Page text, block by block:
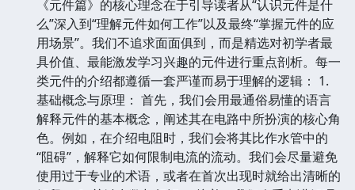
《元件篇》的核心理念在于引导读者从“认识元件是什
么”深入到“理解元件如何工作”以及最终“掌握元件的应
用场景”。我们不追求面面俱到，而是精选对初学者最
具价值、最能激发学习兴趣的元件进行重点剖析。每一
类元件的介绍都遵循一套严谨而易于理解的逻辑： 1.
基础概念与原理： 首先，我们会用最通俗易懂的语言
解释元件的基本概念，阐述其在电路中所扮演的核心角
色。例如，在介绍电阻时，我们会将其比作水管中的
“阻碍”，解释它如何限制电流的流动。我们会尽量避免
使用过于专业的术语，或者在首次出现时就给出清晰的